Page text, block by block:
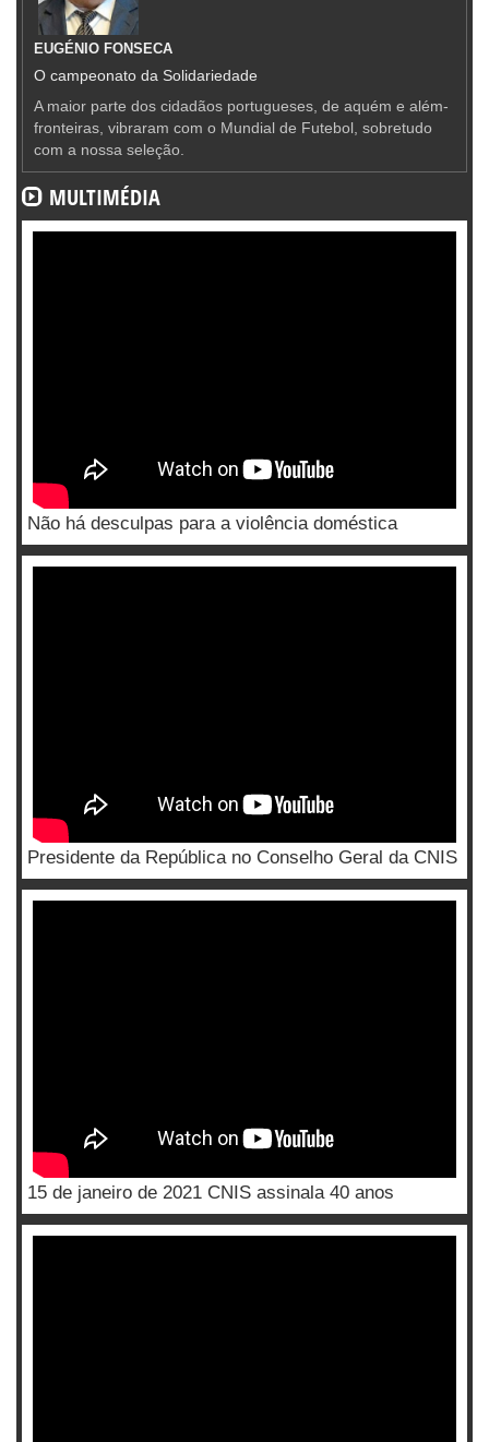
EUGÉNIO FONSECA
O campeonato da Solidariedade
A maior parte dos cidadãos portugueses, de aquém e além-
fronteiras, vibraram com o Mundial de Futebol, sobretudo
com a nossa seleção.
MULTIMÉDIA
Não há desculpas para a violência doméstica
Presidente da República no Conselho Geral da CNIS
15 de janeiro de 2021 CNIS assinala 40 anos